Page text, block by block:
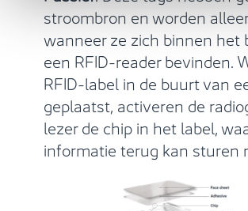
stroombron en worden
wanneer ze zich binnen het
een RFID-reader bevinden.
RFID-label in de buurt van
geplaatst, activeren de
lezer de chip in het label,
informatie terug kan sturen